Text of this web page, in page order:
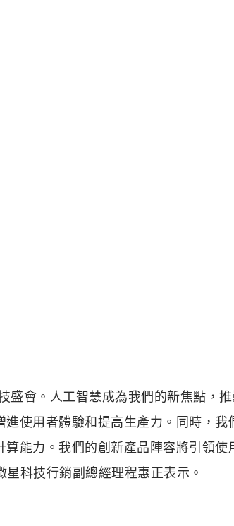
盛會。人工智慧成為我們的新焦點，
使用者體驗和提高生產力。同時，
能力。我們的創新產品陣容將引領
科技行銷副總經理程惠正表示。